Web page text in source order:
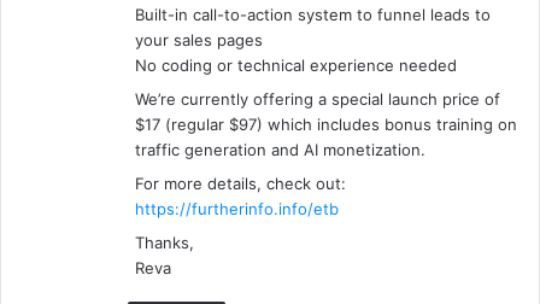
Built-in call-to-action system to funnel leads to
your sales pages
No coding or technical experience needed
We’re currently offering a special launch price of
$17 (regular $97) which includes bonus training on
traffic generation and AI monetization.
For more details, check out:
https://furtherinfo.info/etb
Thanks,
Reva